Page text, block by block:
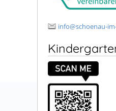
info@schoenau-